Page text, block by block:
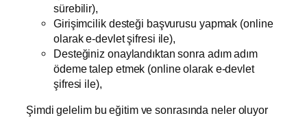
sürebilir),
Girişimcilik desteği başvurusu yapmak (online
olarak e-devlet şifresi ile),
Desteğiniz onaylandıktan sonra adım adım
ödeme talep etmek (online olarak e-devlet
şifresi ile),
Şimdi gelelim bu eğitim ve sonrasında neler oluyor